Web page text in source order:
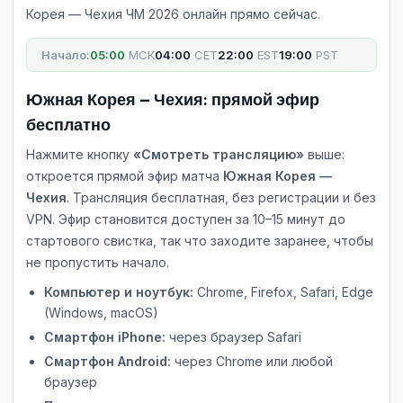
Корея — Чехия ЧМ 2026 онлайн прямо сейчас.
Начало:05:00 МСК04:00 CET22:00 EST19:00 PST
Южная Корея — Чехия: прямой эфир
бесплатно
Нажмите кнопку «Смотреть трансляцию» выше:
откроется прямой эфир матча Южная Корея —
Чехия. Трансляция бесплатная, без регистрации и без
VPN. Эфир становится доступен за 10–15 минут до
стартового свистка, так что заходите заранее, чтобы
не пропустить начало.
Компьютер и ноутбук: Chrome, Firefox, Safari, Edge
(Windows, macOS)
Смартфон iPhone: через браузер Safari
Смартфон Android: через Chrome или любой
браузер